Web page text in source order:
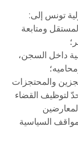
تونس إلى:
ومتابعة
داخل السجن،
والمحتجزات
لتوظيف القضاء
السياسية